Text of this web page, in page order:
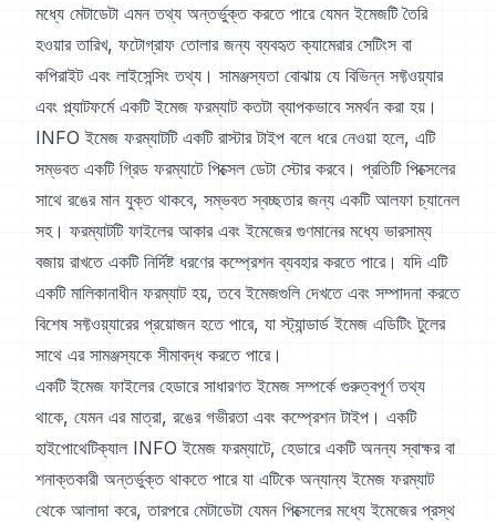
মধ্যে মেটাডেটা এমন তথ্য অন্তর্ভুক্ত করতে পারে যেমন ইমেজটি তৈরি
হওয়ার তারিখ, ফটোগ্রাফ তোলার জন্য ব্যবহৃত ক্যামেরার সেটিংস বা
কপিরাইট এবং লাইসেন্সিং তথ্য। সামঞ্জস্যতা বোঝায় যে বিভিন্ন সফ্টওয়্যার
এবং প্ল্যাটফর্মে একটি ইমেজ ফরম্যাট কতটা ব্যাপকভাবে সমর্থন করা হয়।
INFO ইমেজ ফরম্যাটটি একটি রাস্টার টাইপ বলে ধরে নেওয়া হলে, এটি
সম্ভবত একটি গ্রিড ফরম্যাটে পিক্সেল ডেটা স্টোর করবে। প্রতিটি পিক্সেলের
সাথে রঙের মান যুক্ত থাকবে, সম্ভবত স্বচ্ছতার জন্য একটি আলফা চ্যানেল
সহ। ফরম্যাটটি ফাইলের আকার এবং ইমেজের গুণমানের মধ্যে ভারসাম্য
বজায় রাখতে একটি নির্দিষ্ট ধরণের কম্প্রেশন ব্যবহার করতে পারে। যদি এটি
একটি মালিকানাধীন ফরম্যাট হয়, তবে ইমেজগুলি দেখতে এবং সম্পাদনা করতে
বিশেষ সফ্টওয়্যারের প্রয়োজন হতে পারে, যা স্ট্যান্ডার্ড ইমেজ এডিটিং টুলের
সাথে এর সামঞ্জস্যকে সীমাবদ্ধ করতে পারে।
একটি ইমেজ ফাইলের হেডারে সাধারণত ইমেজ সম্পর্কে গুরুত্বপূর্ণ তথ্য
থাকে, যেমন এর মাত্রা, রঙের গভীরতা এবং কম্প্রেশন টাইপ। একটি
হাইপোথেটিক্যাল INFO ইমেজ ফরম্যাটে, হেডারে একটি অনন্য স্বাক্ষর বা
শনাক্তকারী অন্তর্ভুক্ত থাকতে পারে যা এটিকে অন্যান্য ইমেজ ফরম্যাট
থেকে আলাদা করে, তারপরে মেটাডেটা যেমন পিক্সেলের মধ্যে ইমেজের প্রস্থ